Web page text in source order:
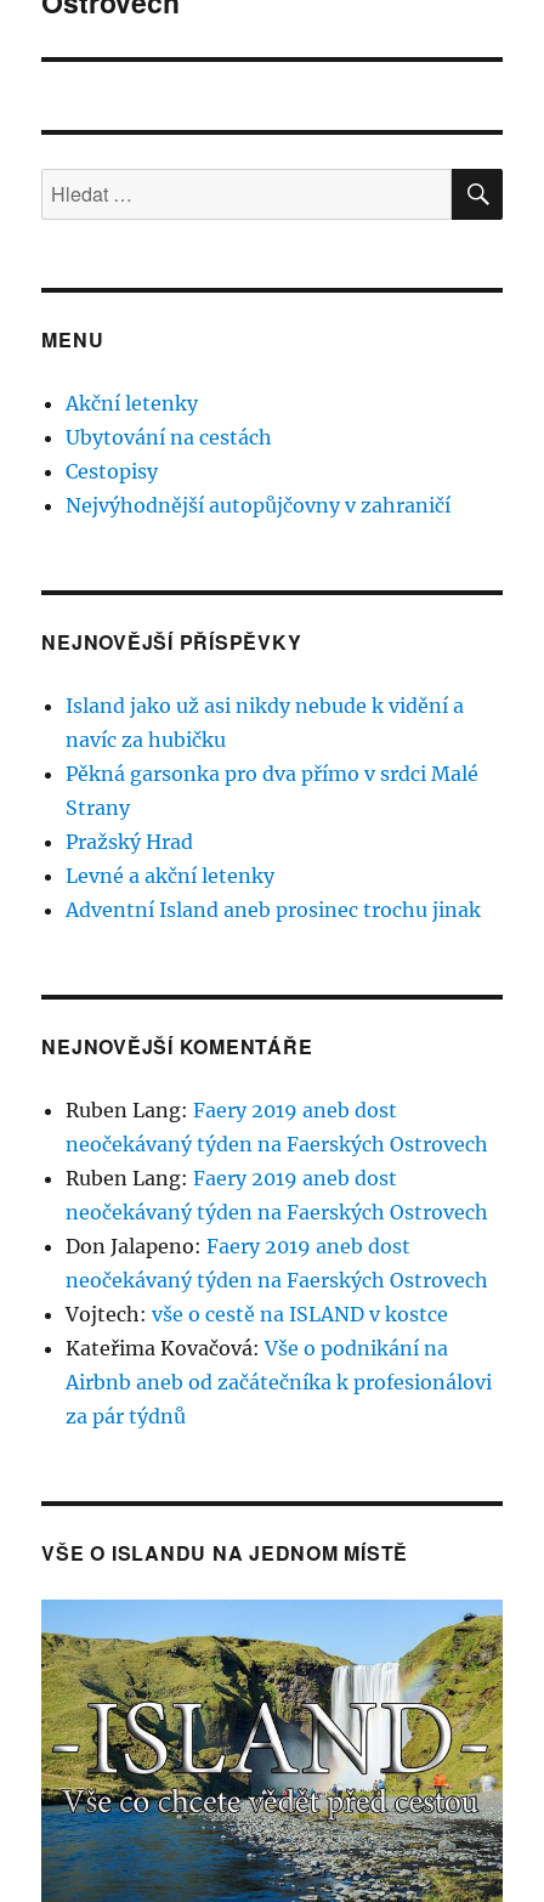
Hledat:
MENU
Akční letenky
Ubytování na cestách
Cestopisy
Nejvýhodnější autopůjčovny v zahraničí
NEJNOVĚJŠÍ PŘÍSPĚVKY
Island jako už asi nikdy nebude k vidění a
navíc za hubičku
Pěkná garsonka pro dva přímo v srdci Malé
Strany
Pražský Hrad
Levné a akční letenky
Adventní Island aneb prosinec trochu jinak
NEJNOVĚJŠÍ KOMENTÁŘE
Ruben Lang:Faery 2019 aneb dost
neočekávaný týden na Faerských Ostrovech
Ruben Lang:Faery 2019 aneb dost
neočekávaný týden na Faerských Ostrovech
Don Jalapeno:Faery 2019 aneb dost
neočekávaný týden na Faerských Ostrovech
Vojtech:vše o cestě na ISLAND v kostce
Kateřima Kovačová:Vše o podnikání na
Airbnb aneb od začátečníka k profesionálovi
za pár týdnů
VŠE O ISLANDU NA JEDNOM MÍSTĚ